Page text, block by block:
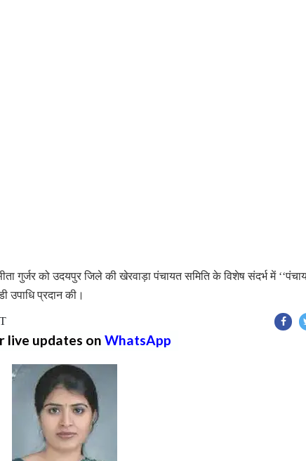
सीता गुर्जर को उदयपुर जिले की खेरवाड़ा पंचायत समिति के विशेष संदर्भ में
उपाधि प्रदान की।
live updates on WhatsApp